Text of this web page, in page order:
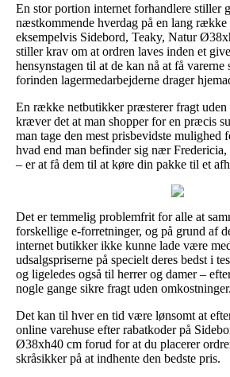
En stor portion internet forhandlere stiller
næstkommende hverdag på en lang række
eksempelvis Sidebord, Teaky, Natur
stiller krav om at ordren laves inden et
hensynstagen til at de kan nå at få varerne
forinden lagermedarbejderne drager
En række netbutikker præsterer fragt uden
kræver det at man shopper for en præcis
man tage den mest prisbevidste mulighed
hvad end man befinder sig nær
– er at få dem til at køre din pakke til et
Det er temmelig problemfrit for alle at
forskellige e-forretninger, og på grund af
internet butikker ikke kunne lade være
udsalgspriserne på specielt deres bedst i
og ligeledes også til herrer og damer –
nogle gange sikre fragt uden omkostninger.
Det kan til hver en tid være lønsomt at
online varehuse efter rabatkoder på
Ø38xh40 cm forud for at du placerer
skråsikker på at indhente den bedste pris.